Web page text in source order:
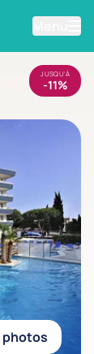
JUSQU'À
-11%
photos